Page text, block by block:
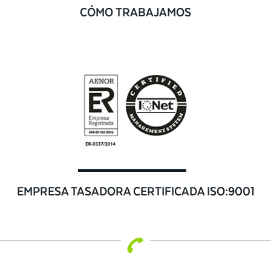
CÓMO TRABAJAMOS
EMPRESA TASADORA CERTIFICADA ISO:9001